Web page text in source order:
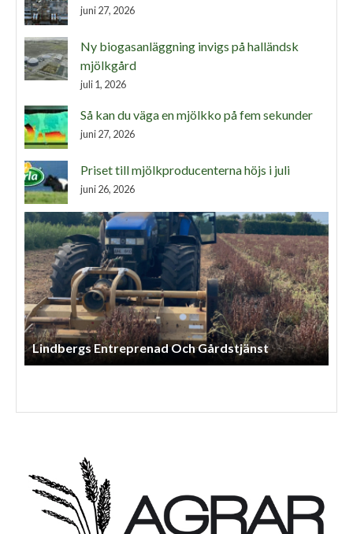
juni 27, 2026
Ny biogasanläggning invigs på halländsk
mjölkgård
juli 1, 2026
Så kan du väga en mjölkko på fem sekunder
juni 27, 2026
Priset till mjölkproducenterna höjs i juli
juni 26, 2026
Lindbergs Entreprenad Och Gårdstjänst